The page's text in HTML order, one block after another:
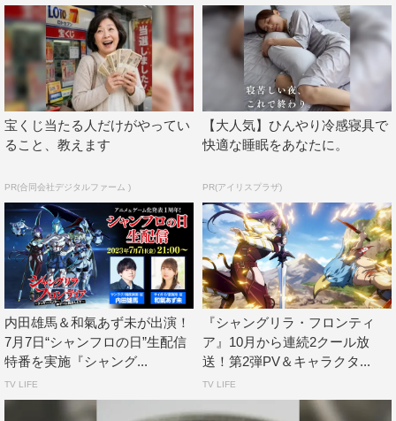
もしかしたらアンバサダーをやっていたから玲ちゃん役に
なったと思っている方もいらっしゃるかもしれないですけ
ど、実は最初にオーディションで決まっていたんです、と
いうことを改めて伝えておきたいと思います（笑）。
◆番組での思い出はありますか？
て、その50回で『シャンフロ』の魅力を届けていく番組だ
ったんです。だから、たくさん『シャンフロ』のこと知れ
るじゃん！ と思ったら、結構ゆるい番組で（笑）。プロ
デューサーとゲーム対決をしたり、事務所の先輩の鈴木絵
理さんや『シャンフロ』好きのオーイシマサヨシさんをゲ
ストにお招きして、作品に絡めてはいるけど関係ないこと
をしたりしていました。あと、講談社さんで編集長の椅子
に座らせてもらったり、いろんな作品のグッズをもらった
りしていて、いい番組だったなぁって思っています
宝くじ当たる人だけがやってい
ること、教えます
PR(合同会社デジタルファーム )
【大人気】ひんやり冷感寝具で
快適な睡眠をあなたに。
PR(アイリスプラザ)
内田雄馬＆和氣あず未が出演！
7月7日“シャンフロの日”生配信
特番を実施『シャング...
TV LIFE
『シャングリラ・フロンティ
ア』10月から連続2クール放
送！第2弾PV＆キャラクタ...
TV LIFE